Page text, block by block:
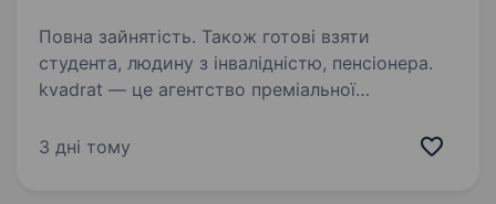
Повна зайнятість. Також готові взяти
студента, людину з інвалідністю, пенсіонера.
kvadrat — це агентство преміальної
Можлива робота онлайн, повністю віддалено, і
3 дні тому